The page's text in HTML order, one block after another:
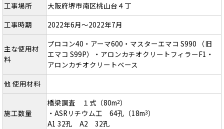
工事場所
大阪府堺市南区桃山台４丁
工事時期
2022年6月～2022年7月
主な使用材
料
プロコン40・アーマ600・マスターエマコ S990 （旧
エマコ S99P）・アロンカチオクリートフィラーF1・
アロンカチオクリートベース
他 使用材料
施工数量
橋梁調査 １式（80m2）
・ASRリチウム工 64孔（18m3）
A1 32孔 A2 32孔